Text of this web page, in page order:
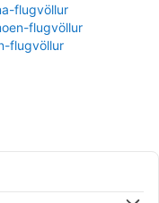
flugvöllur
flugvöllur
flugvöllur